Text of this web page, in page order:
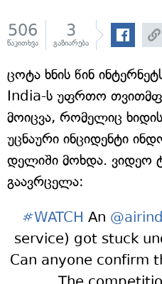
506
წაკითხვა
3
გაზიარება
ცოტა ხნის წინ
India-ს უფრთო
მოიცვა, რომელიც
უცნაური ინციდენტი
დელიში მოხდა. ვიდეო
გაავრცელა:
#WATCH An
service) got stuck
Can anyone confirm